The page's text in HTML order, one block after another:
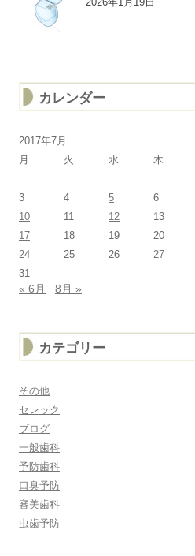
カレンダー
2017年7月
月
火 水 木
3
4 5 6
10
11 12 13
17
18 19 20
24
25 26 27
31
« 6月 8月 »
カテゴリー
その他
セレック
ブログ
一般歯科
予防歯科
口臭予防
審美歯科
虫歯予防